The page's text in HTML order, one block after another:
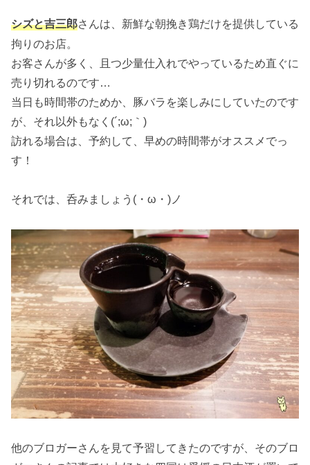
シズと吉三郎さんは、新鮮な朝挽き鶏だけを提供している
拘りのお店。
お客さんが多く、且つ少量仕入れでやっているため直ぐに
売り切れるのです…
当日も時間帯のためか、豚バラを楽しみにしていたのです
が、それ以外もなく(´;ω;｀)
訪れる場合は、予約して、早めの時間帯がオススメでっ
す！
それでは、呑みましょう(・ω・)ノ
他のブロガーさんを見て予習してきたのですが、そのブロ